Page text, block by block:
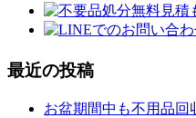
最近の投稿
お盆期間中も不用品回